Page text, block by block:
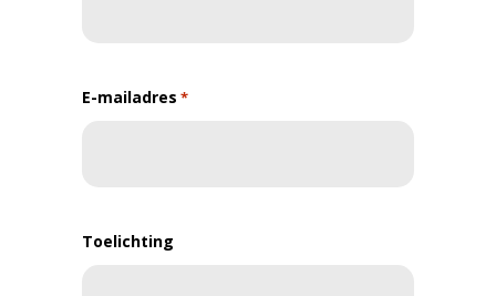
E-mailadres *
Toelichting